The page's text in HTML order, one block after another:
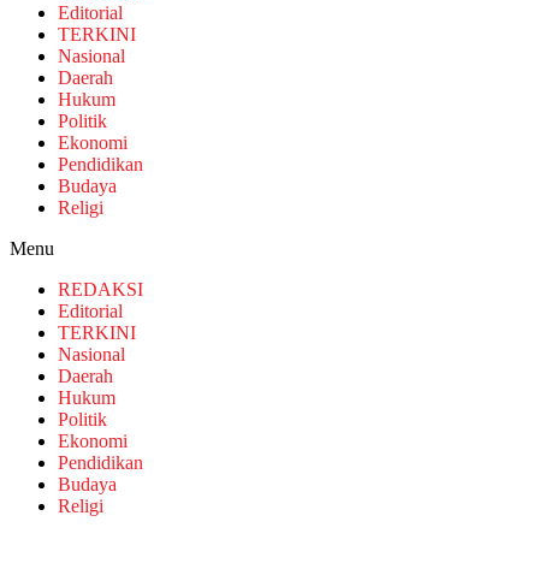
Editorial
TERKINI
Nasional
Daerah
Hukum
Politik
Ekonomi
Pendidikan
Budaya
Religi
Menu
REDAKSI
Editorial
TERKINI
Nasional
Daerah
Hukum
Politik
Ekonomi
Pendidikan
Budaya
Religi